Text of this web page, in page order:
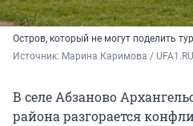
Остров, который не могут поделить
Источник: Марина Каримова / UFA1.RU
В селе Абзаново
района разгорается